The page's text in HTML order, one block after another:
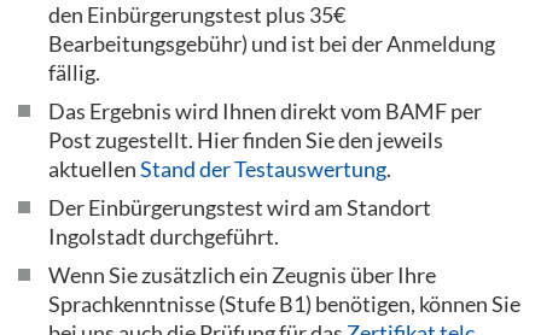
den Einbürgerungstest plus 35€
Bearbeitungsgebühr) und ist bei der Anmeldung
fällig.
Das Ergebnis wird Ihnen direkt vom BAMF per
Post zugestellt. Hier finden Sie den jeweils
aktuellenStand der Testauswertung.
Der Einbürgerungstest wird am Standort
Ingolstadt durchgeführt.
Wenn Sie zusätzlich ein Zeugnis über Ihre
Sprachkenntnisse (Stufe B1) benötigen, können Sie